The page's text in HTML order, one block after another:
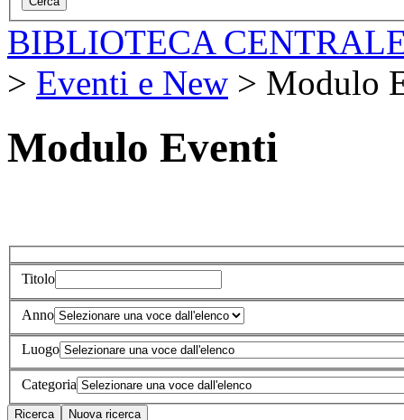
BIBLIOTECA
> Eventi e New > Modulo
Modulo Eventi
Titolo
Anno
Luogo
Categoria